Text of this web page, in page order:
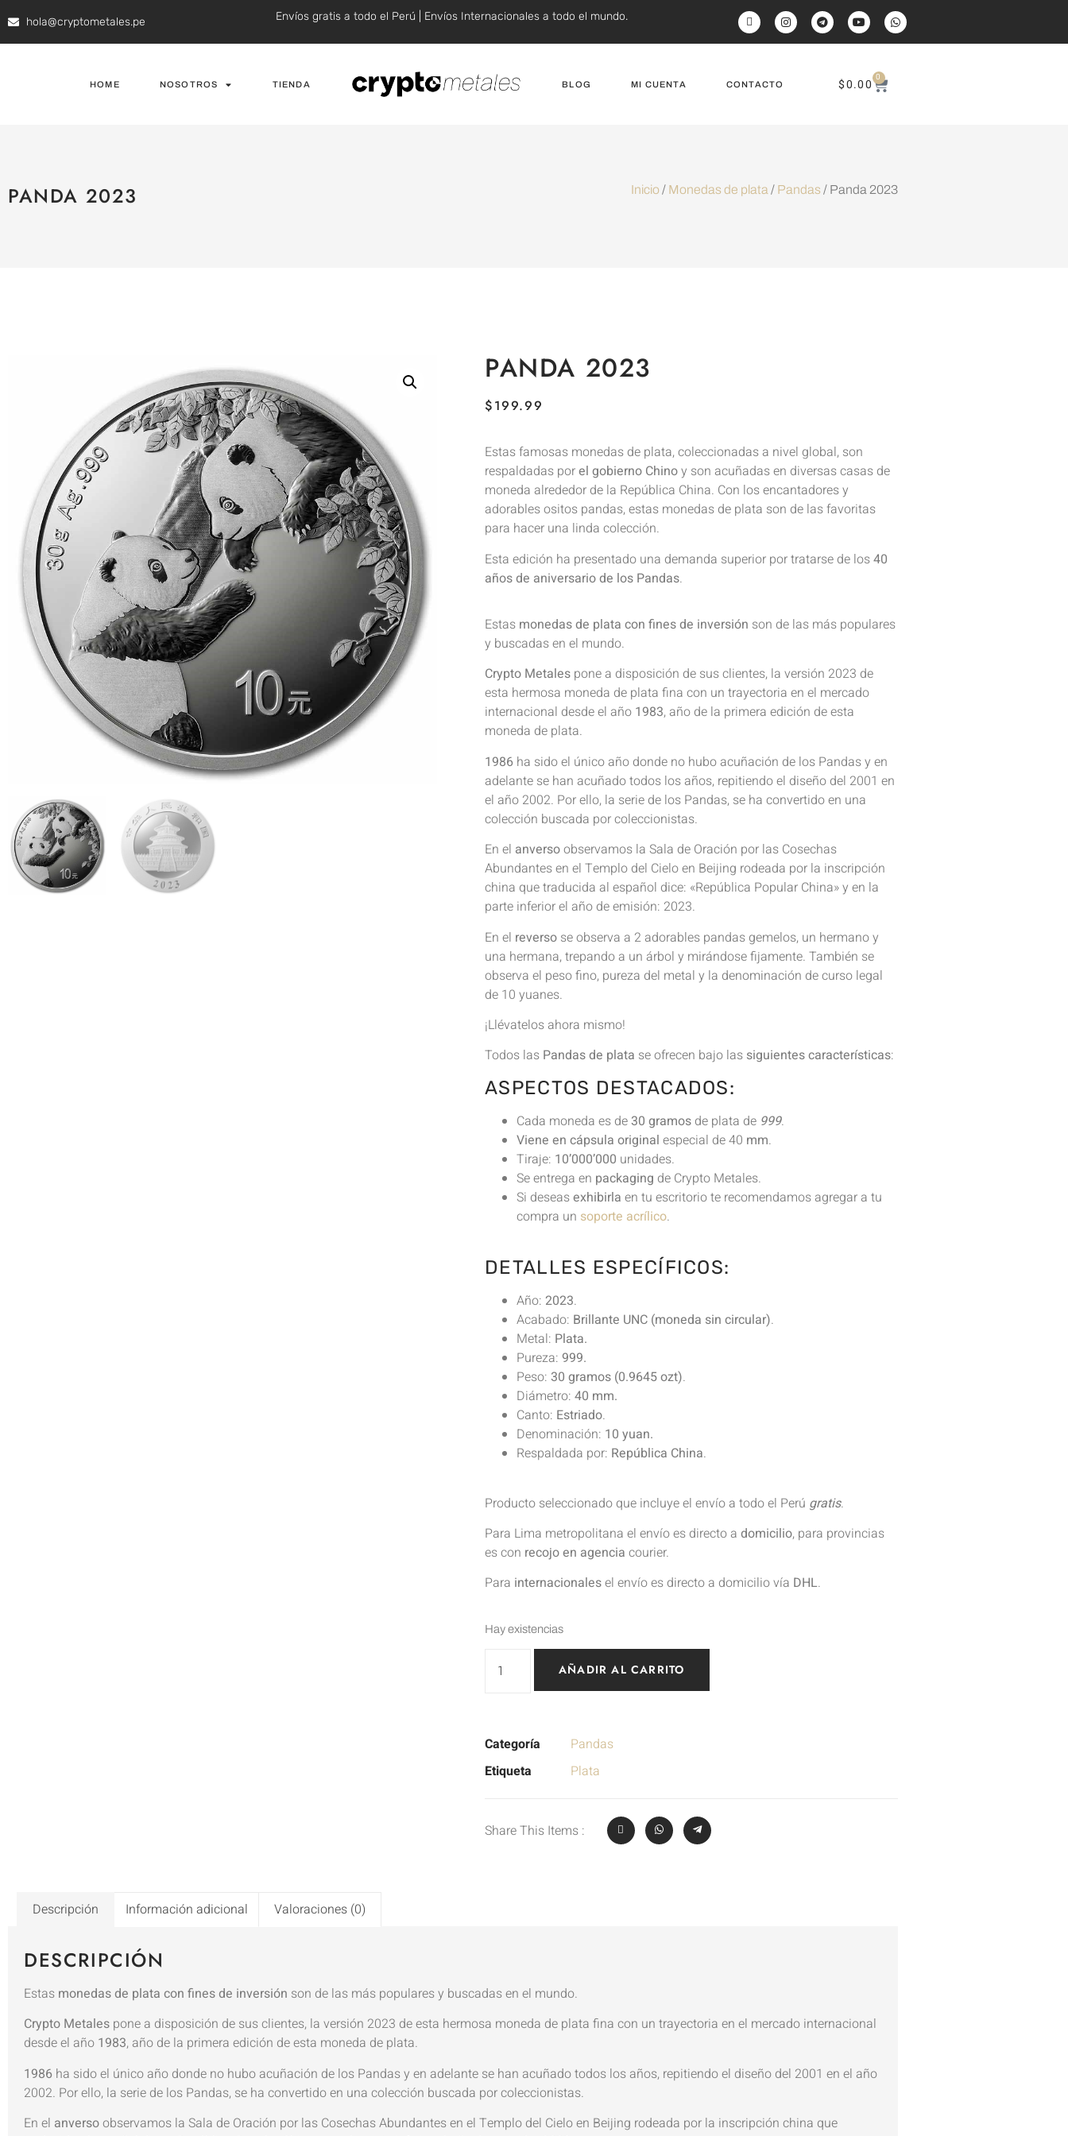
hola@cryptometales.pe Envíos gratis a todo el Perú | Envíos Internacionales a todo el mundo.
HOME NOSOTROS TIENDA BLOG MI CUENTA CONTACTO $0.00 0
PANDA 2023 Inicio/ Monedas de plata / Pandas/ Panda 2023
PANDA 2023
$199.99
Estas famosas monedas de plata, coleccionadas a nivel global, son
respaldadas porel gobierno Chinoy son acuñadas en diversas casas de
moneda alrededor de la República China. Con los encantadores y
adorables ositos pandas, estas monedas de plata son de las favoritas
para hacer una linda colección.
Esta edición ha presentado una demanda superior por tratarse de los40
años de aniversario de los Pandas.
Estas monedas de plata con fines de inversión son de las más populares
y buscadas en el mundo.
Crypto Metales pone a disposición de sus clientes, la versión 2023 de
esta hermosa moneda de plata fina con un trayectoria en el mercado
internacional desde el año 1983, año de la primera edición de esta
moneda de plata.
1986 ha sido el único año donde no hubo acuñación de los Pandas y en
adelante se han acuñado todos los años, repitiendo el diseño del 2001 en
el año 2002. Por ello, la serie de los Pandas, se ha convertido en una
colección buscada por coleccionistas.
En el anversoobservamos la Sala de Oración por las Cosechas
Abundantes en el Templo del Cielo en Beijing rodeada por la inscripción
china que traducida al español dice: «República Popular China» y en la
parte inferior el año de emisión: 2023.
En el reverso se observa a 2 adorables pandas gemelos, un hermano y
una hermana, trepando a un árbol y mirándose fijamente. También se
observa el peso fino, pureza del metal y la denominación de curso legal
de 10 yuanes.
¡Llévatelos ahora mismo!
Todos las Pandas de plata se ofrecen bajo las siguientes características:
ASPECTOS DESTACADOS:
Cada moneda es de30 gramos de plata de 999.
Viene en cápsula original especial de 40 mm.
Tiraje: 10’000’000 unidades.
Se entrega en packaging de Crypto Metales.
Si deseasexhibirla en tu escritorio te recomendamos agregar a tu
compra un soporte acrílico.
DETALLES ESPECÍFICOS:
Año: 2023.
Acabado: Brillante UNC (moneda sin circular).
Metal: Plata.
Pureza: 999.
Peso: 30 gramos (0.9645 ozt).
Diámetro: 40 mm.
Canto: Estriado.
Denominación: 10 yuan.
Respaldada por: República China.
Producto seleccionado que incluye el envío a todo el Perú gratis.
Para Lima metropolitana el envío es directo a domicilio, para provincias
es con recojo en agencia courier.
Para internacionalesel envío es directo a domicilio vía DHL.
Hay existencias
AÑADIR AL CARRITO
Categoría
Pandas
Etiqueta
Plata
Share This Items :
Descripción Información adicional Valoraciones (0)
DESCRIPCIÓN
Estas monedas de plata con fines de inversión son de las más populares y buscadas en el mundo.
Crypto Metales pone a disposición de sus clientes, la versión 2023 de esta hermosa moneda de plata fina con un trayectoria en el mercado internacional
desde el año 1983, año de la primera edición de esta moneda de plata.
1986 ha sido el único año donde no hubo acuñación de los Pandas y en adelante se han acuñado todos los años, repitiendo el diseño del 2001 en el año
2002. Por ello, la serie de los Pandas, se ha convertido en una colección buscada por coleccionistas.
En el anversoobservamos la Sala de Oración por las Cosechas Abundantes en el Templo del Cielo en Beijing rodeada por la inscripción china que